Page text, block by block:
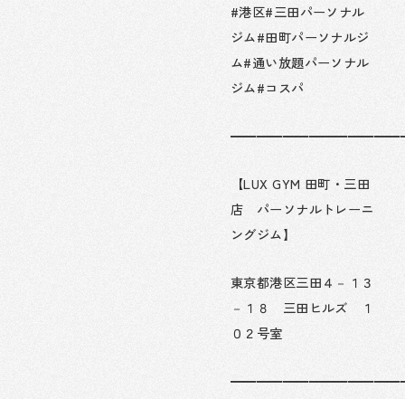
#港区#三田パーソナル
ジム#田町パーソナルジ
ム#通い放題パーソナル
ジム#コスパ
【LUX GYM 田町・三田
店 パーソナルトレーニ
ングジム】
東京都港区三田４－１３
－１８ 三田ヒルズ １
０２号室